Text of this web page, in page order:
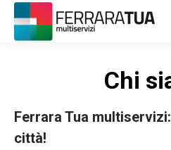
Chi
Ferrara Tua
città!